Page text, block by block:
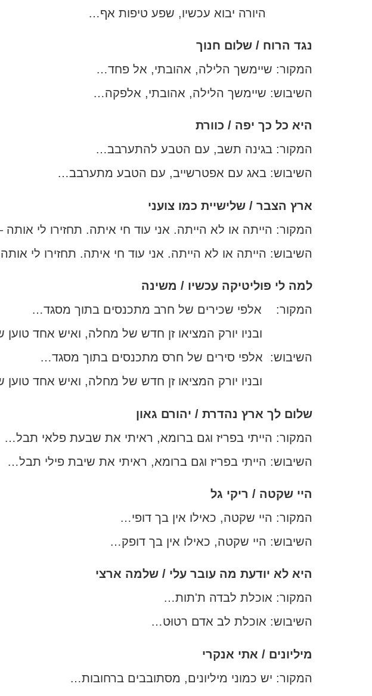
היורה יבוא עכשיו, שפע טיפות אף…
נגד הרוח / שלום חנוך
המקור: שיימשך הלילה, אהובתי, אל פחד…
השיבוש: שיימשך הלילה, אהובתי, אלפקה…
היא כל כך יפה / כוורת
המקור: בגינה תשב, עם הטבע להתערבב…
השיבוש: באג עם אפטרשייב, עם הטבע מתערבב…
ארץ הצבר / שלישיית כמו צועני
המקור: הייתה או לא הייתה. אני עוד חי איתה. תחזירו לי
השיבוש: הייתה או לא הייתה. אני עוד חי איתה. תחזירו לי
למה לי פוליטיקה עכשיו / משינה
המקור: אלפי שכירים של חרב מתכנסים בתוך מסגד…
ובניו יורק המציאו זן חדש של מחלה, ואיש אחד טוען
השיבוש: אלפי סירים של חרס מתכנסים בתוך מסגד…
ובניו יורק המציאו זן חדש של מחלה, ואיש אחד
שלום לך ארץ נהדרת / יהורם גאון
המקור: הייתי בפריז וגם ברומא, ראיתי את שבעת פלאי תבל…
השיבוש: הייתי בפריז וגם ברומא, ראיתי את שיבת פילי תבל…
היי שקטה / ריקי גל
המקור: היי שקטה, כאילו אין בך דופי…
השיבוש: היי שקטה, כאילו אין בך דופק…
היא לא יודעת מה עובר עלי / שלמה ארצי
המקור: אוכלת לבדה ת'תות…
השיבוש: אוכלת לב אדם רטוּט…
מיליונים / אתי אנקרי
המקור: יש כמוני מיליונים, מסתובבים ברחובות…